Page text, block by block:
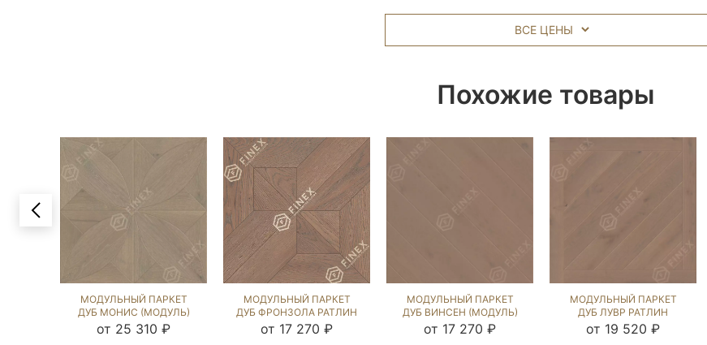
ВСЕ ЦЕНЫ
Похожие товары
МОДУЛЬНЫЙ ПАРКЕТ
ДУБ МОНИС (МОДУЛЬ)
ДАВ ГРЕЙ (BRUSHED)
123133
от 25 310 ₽
МОДУЛЬНЫЙ ПАРКЕТ
ДУБ ФРОНЗОЛА РАТЛИН
(BRUSHED) 122121
от 17 270 ₽
МОДУЛЬНЫЙ ПАРКЕТ
ДУБ ВИНСЕН (МОДУЛЬ)
РАТЛИН (BRUSHED)
от 17 270 ₽
МОДУЛЬНЫЙ ПАРКЕТ
ДУБ ЛУВР РАТЛИН
(BRUSHED) 120925
от 19 520 ₽